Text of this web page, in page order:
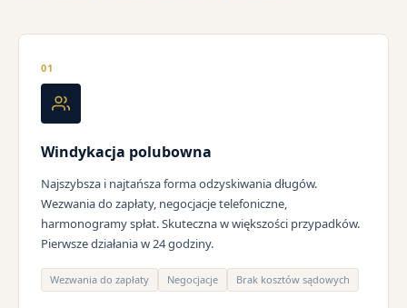
01
Windykacja polubowna
Najszybsza i najtańsza forma odzyskiwania długów.
Wezwania do zapłaty, negocjacje telefoniczne,
harmonogramy spłat. Skuteczna w większości przypadków.
Pierwsze działania w 24 godziny.
Wezwania do zapłaty Negocjacje Brak kosztów sądowych